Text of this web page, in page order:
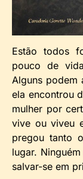
Estão todos
pouco de
Alguns
ela encontrou
mulher por
vive ou viveu
pregou tanto
lugar.
salvar-se em